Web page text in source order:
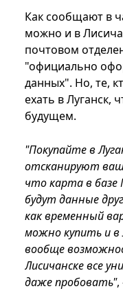
Как сообщают в
можно и в
почтовом
"официально
данных". Но, те,
ехать в Луганск,
будущем.
"Покупайте в
отсканируют
что карта в базе
будут данные
как временный
можно купить и в
вообще
Лисичанске все
даже пробовать",